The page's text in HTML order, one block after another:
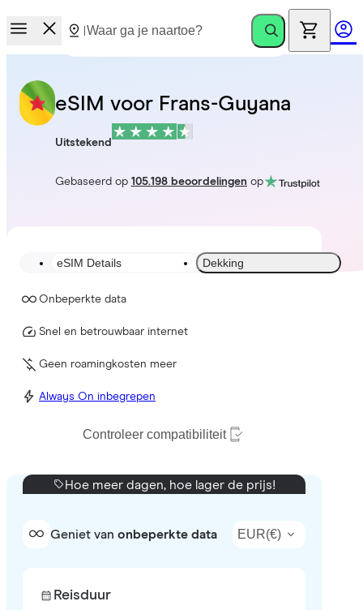
eSIM voor Frans-Guyana
Uitstekend
Gebaseerd op 105.198 beoordelingen op
eSIM Details Dekking
Onbeperkte data
Snel en betrouwbaar internet
Geen roamingkosten meer
Always On inbegrepen
Controleer compatibiliteit
Hoe meer dagen, hoe lager de prijs!
Geniet van onbeperkte data EUR(€)
Reisduur